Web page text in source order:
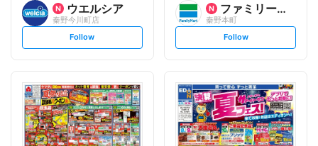
ウエルシア
秦野今川町店
s
t
l
o
w
Follow
ファミリーマート
秦野本町
s
t
l
o
w
Follow